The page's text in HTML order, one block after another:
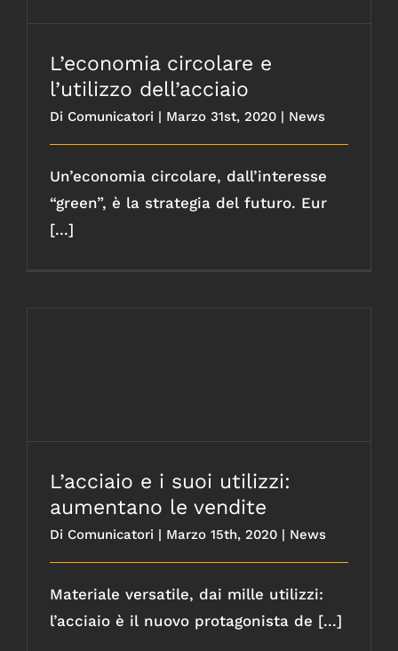
L’economia circolare e
l’utilizzo dell’acciaio
Di Comunicatori | Marzo 31st, 2020 | News
Un’economia circolare, dall’interesse
“green”, è la strategia del futuro. Eur
[...]
L’acciaio e i suoi utilizzi:
aumentano le vendite
Di Comunicatori | Marzo 15th, 2020 | News
Materiale versatile, dai mille utilizzi:
l’acciaio è il nuovo protagonista de [...]